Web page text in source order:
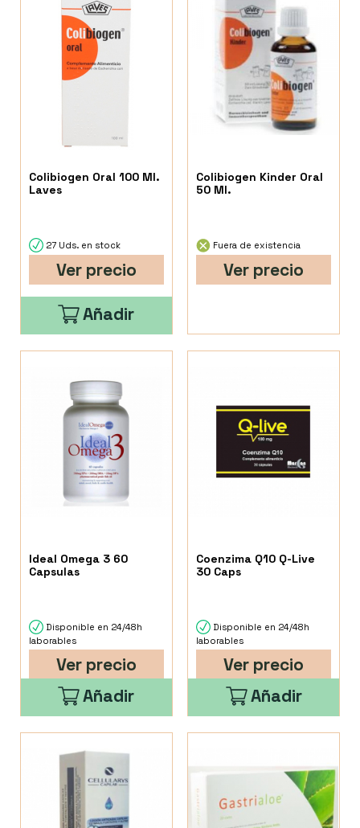
Colibiogen Oral 100 Ml.
Laves
27 Uds. en stock
Ver precio
Añadir
Colibiogen Kinder Oral
50 Ml.
Fuera de existencia
Ver precio
Ideal Omega 3 60
Capsulas
Disponible en 24/48h
laborables
Ver precio
Añadir
Coenzima Q10 Q-Live
30 Caps
Disponible en 24/48h
laborables
Ver precio
Añadir